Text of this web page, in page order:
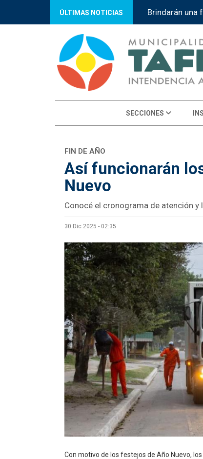
ÚLTIMAS NOTICIAS Brindarán una
SECCIONES
FIN DE AÑO
Así funcionarán
Nuevo
Conocé el cronograma de atención
30 Dic 2025 - 02:35
Con motivo de los festejos de Año Nuevo,